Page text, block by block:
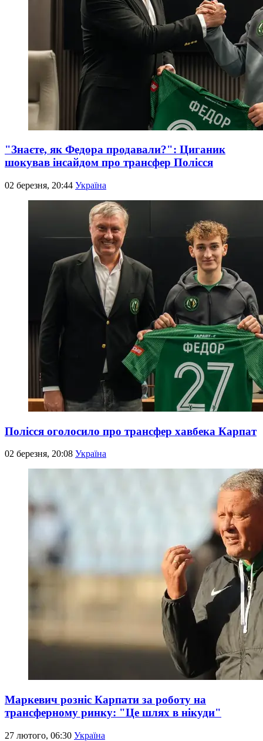
"Знаєте, як Федора продавали?": Циганик
шокував інсайдом про трансфер Полісся
02 березня, 20:44 Україна
Полісся оголосило про трансфер хавбека Карпат
02 березня, 20:08 Україна
Маркевич розніс Карпати за роботу на
трансферному ринку: "Це шлях в нікуди"
27 лютого, 06:30 Україна